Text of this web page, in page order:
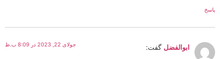
پاسخ
ابوالفضل گفت: جولای 22, 2023 در 8:09 ب.ظ